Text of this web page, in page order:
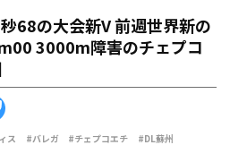
68の大会新V 前週世界新の
3000m障害のチェプコ
ス #バレガ #チェプコエチ #DL蘇州